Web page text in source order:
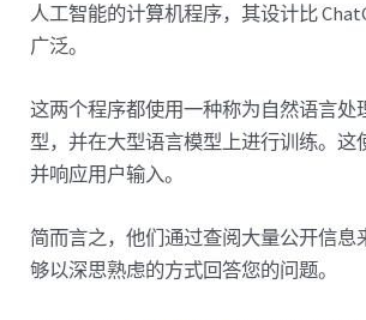
人工智能的计算机程序，其设计比
广泛。
这两个程序都使用一种称为自然语言处
型，并在大型语言模型上进行训练。这
并响应用户输入。
简而言之，他们通过查阅大量公开信息
够以深思熟虑的方式回答您的问题。